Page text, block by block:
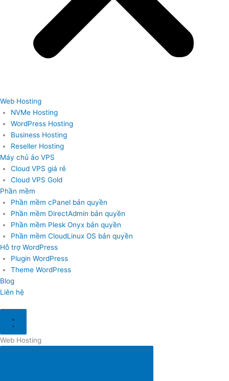
Web Hosting
NVMe Hosting
WordPress Hosting
Business Hosting
Reseller Hosting
Máy chủ ảo VPS
Cloud VPS giá rẻ
Cloud VPS Gold
Phần mềm
Phần mềm cPanel bản quyền
Phần mềm DirectAdmin bản quyền
Phần mềm Plesk Onyx bản quyền
Phần mềm CloudLinux OS bản quyền
Hỗ trợ WordPress
Plugin WordPress
Theme WordPress
Blog
Liên hệ
Web Hosting